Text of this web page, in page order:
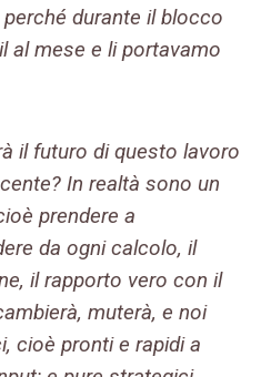
durante il blocco
al mese e li portavamo
il futuro di questo lavoro
In realtà sono un
prendere a
da ogni calcolo, il
il rapporto vero con il
muterà, e noi
cioè pronti e rapidi a